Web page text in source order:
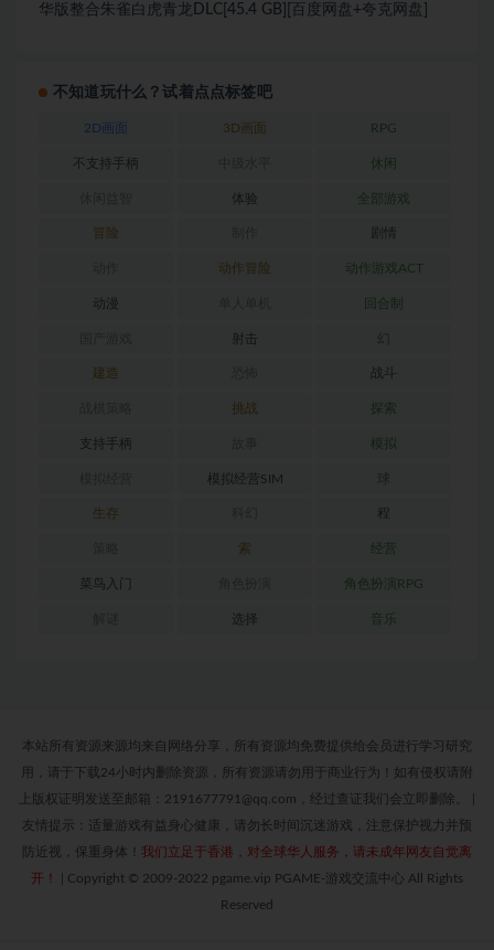
华版整合朱雀白虎青龙DLC[45.4 GB][百度网盘+夸克网盘]
不知道玩什么？试着点点标签吧
2D画面 3D画面 RPG
不支持手柄 休闲
体验 全部游戏
冒险 剧情
动作冒险 动作游戏ACT
动漫 回合制
射击 幻
建造 战斗
挑战 探索
支持手柄 模拟
模拟经营SIM 球
生存 程
索 经营
菜鸟入门 角色扮演RPG
选择 音乐
本站所有资源来源均来自网络分享，所有资源均免费提供给会员进行学习研究
用，请于下载24小时内删除资源，所有资源请勿用于商业行为！如有侵权请附
上版权证明发送至邮箱：2191677791@qq.com，经过查证我们会立即删除。
友情提示：适量游戏有益身心健康，请勿长时间沉迷游戏，注意保护视力并预
防近视，保重身体！ 我们立足于香港，对全球华人服务，请未成年网友自觉离
开！
Copyright © 2009-2022 pgame.vip PGAME-游戏交流中心 All Rights
Reserved